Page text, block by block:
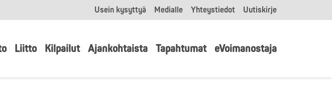
Usein kysyttyä Medialle Yhteystiedot Uutiskirje
Liitto Kilpailut Ajankohtaista Tapahtumat eVoimanostaja